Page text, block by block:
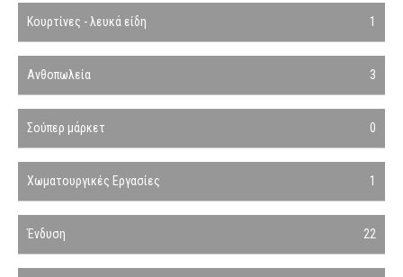
Κουρτίνες - λευκά είδη 1
Ανθοπωλεία 3
Σούπερ μάρκετ 0
Χωματουργικές Εργασίες 1
Ένδυση 22